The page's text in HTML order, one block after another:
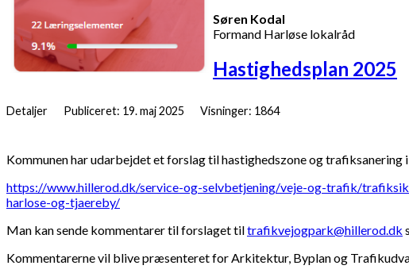
Søren Kodal
Formand Harløse lokalråd
Hastighedsplan 2025
Detaljer Publiceret: 19. maj 2025 Visninger: 1864
Kommunen har udarbejdet et forslag til hastighedszone og
https://www.hillerod.dk/service-og-selvbetjening/veje-og-trafik/
harlose-og-tjaereby/
Man kan sende kommentarer til forslaget tiltrafikvejogpark@hillerod.dk
Kommentarerne vil blive præsenteret for Arkitektur, Byplan og